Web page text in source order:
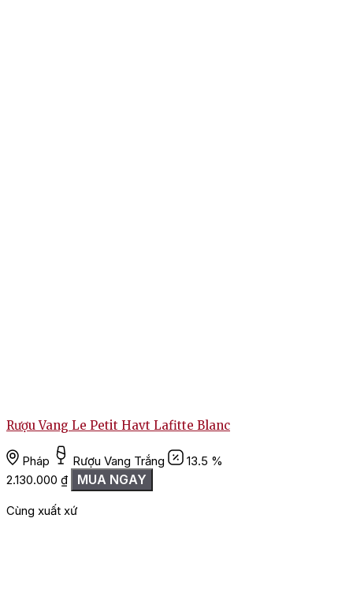
Rượu Vang Le Petit Havt Lafitte Blanc
Pháp Rượu Vang Trắng
13.5 %
2.130.000 ₫ MUA NGAY
Cùng xuất xứ